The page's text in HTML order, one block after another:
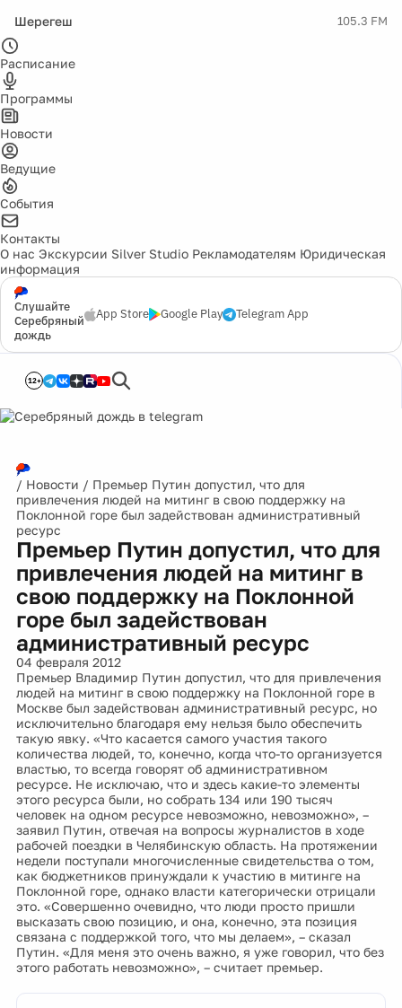
Шерегеш 105.3 FM
Расписание
Программы
Новости
Ведущие
События
Контакты
О нас Экскурсии Silver Studio Рекламодателям Юридическая
информация
Слушайте
Серебряный
дождь
App Store Google Play Telegram App
12+
/ Новости / Премьер Путин допустил, что для
привлечения людей на митинг в свою поддержку на
Поклонной горе был задействован административный
ресурс
Премьер Путин допустил, что для
привлечения людей на митинг в
свою поддержку на Поклонной
горе был задействован
административный ресурс
04 февраля 2012
Премьер Владимир Путин допустил, что для привлечения
людей на митинг в свою поддержку на Поклонной горе в
Москве был задействован административный ресурс, но
исключительно благодаря ему нельзя было обеспечить
такую явку. «Что касается самого участия такого
количества людей, то, конечно, когда что-то организуется
властью, то всегда говорят об административном
ресурсе. Не исключаю, что и здесь какие-то элементы
этого ресурса были, но собрать 134 или 190 тысяч
человек на одном ресурсе невозможно, невозможно», –
заявил Путин, отвечая на вопросы журналистов в ходе
рабочей поездки в Челябинскую область. На протяжении
недели поступали многочисленные свидетельства о том,
как бюджетников принуждали к участию в митинге на
Поклонной горе, однако власти категорически отрицали
это. «Cовершенно очевидно, что люди просто пришли
высказать свою позицию, и она, конечно, эта позиция
связана с поддержкой того, что мы делаем», – сказал
Путин. «Для меня это очень важно, я уже говорил, что без
этого работать невозможно», – считает премьер.